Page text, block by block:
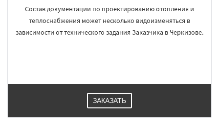
Состав документации по проектированию отопления и
теплоснабжения может несколько видоизменяться в
зависимости от технического задания Заказчика в Черкизове.
ЗАКАЗАТЬ